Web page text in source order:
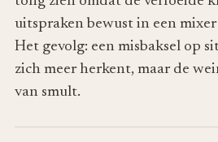
uitspraken bewust in een
Het gevolg: een misbaksel op
zich meer herkent, maar de
van smult.